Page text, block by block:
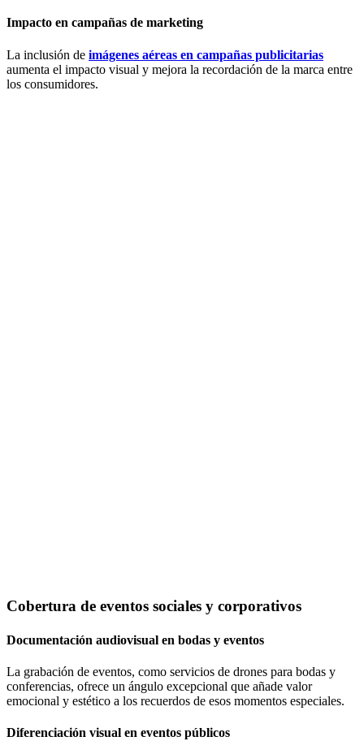
Impacto en campañas de marketing
La inclusión de imágenes aéreas en campañas publicitarias
aumenta el impacto visual y mejora la recordación de la marca entre
los consumidores.
Cobertura de eventos sociales y corporativos
Documentación audiovisual en bodas y eventos
La grabación de eventos, como servicios de drones para bodas y
conferencias, ofrece un ángulo excepcional que añade valor
emocional y estético a los recuerdos de esos momentos especiales.
Diferenciación visual en eventos públicos